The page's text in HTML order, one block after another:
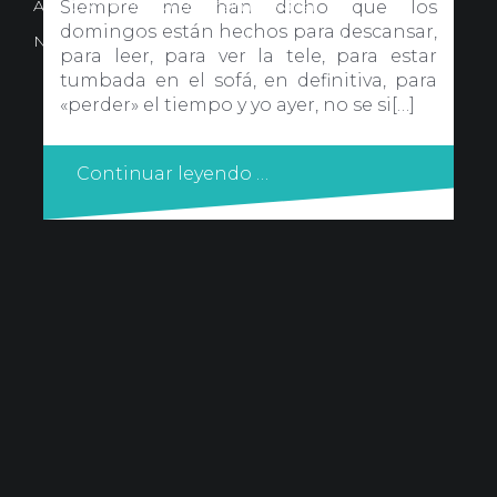
Siempre me han dicho que los
domingos están hechos para descansar,
para leer, para ver la tele, para estar
tumbada en el sofá, en definitiva, para
«perder» el tiempo y yo ayer, no se si[…]
Continuar leyendo …
Avd. Comercial 20 Barañain (Navarra)
Nota Legal·Privacidad · Política de Cookies